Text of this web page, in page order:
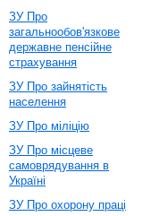
ЗУ Про
загальнообов'язкове
державне пенсійне
страхування
ЗУ Про зайнятість
населення
ЗУ Про міліцію
ЗУ Про місцеве
самоврядування в
Україні
ЗУ Про охорону праці